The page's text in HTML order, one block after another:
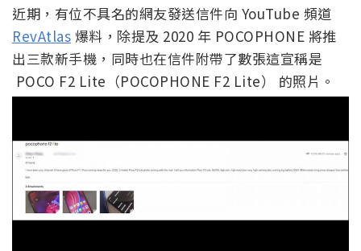
近期，有位不具名的網友發送信件向 YouTube 頻道
RevAtlas 爆料，除提及 2020 年 POCOPHONE 將推
出三款新手機，同時也在信件附帶了數張這宣稱是
POCO F2 Lite（POCOPHONE F2 Lite） 的照片。